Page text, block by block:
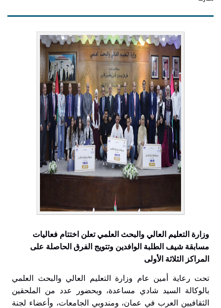
وزارة التعليم العالي والبحث العلمي تعلن اختتام فعاليات
مسابقة شيف الطلبة الوافدين وتتويج الفرق الحاصلة على
المراكز الثلاثة الأولى
تحت رعاية أمين عام وزارة التعليم العالي والبحث العلمي
بالوكالة السيد شادي مساعدة، وبحضور عدد من الملحقين
الثقافيين العرب في عمان، ومندوبي الجامعات، وأعضاء لجنة